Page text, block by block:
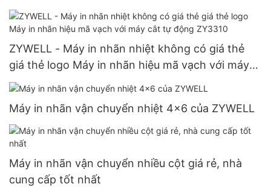
ZYWELL - Máy in nhãn nhiệt không có giá thẻ
giá thẻ logo Máy in nhãn hiệu mã vạch với máy
cắt tự động ZY3310
Máy in nhãn vận chuyển nhiệt 4x6 của ZYWELL
Máy in nhãn vận chuyển nhiều cột giá rẻ, nhà
cung cấp tốt nhất